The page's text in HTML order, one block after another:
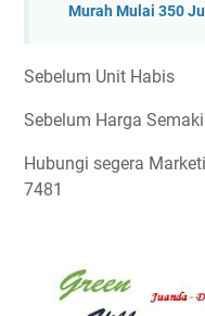
Murah Mulai 350
Sebelum Unit Habis
Sebelum Harga
Hubungi segera
7481